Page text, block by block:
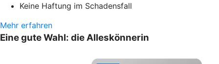
Keine Haftung im Schadensfall
Mehr erfahren
Eine gute Wahl: die Alleskönnerin